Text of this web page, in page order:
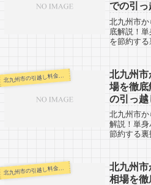
での引っ
北九州市
底解説！
を節約する
市から神
北九州市の引越し料金・代金相場・見積り情報
北九州市
場を徹底
の引っ越
北九州市
解説！単
節約する
大阪の堺
北九州市の引越し料金・代金相場・見積り情報
北九州市
相場を徹